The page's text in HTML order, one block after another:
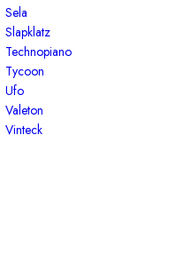
Sela
Slapklatz
Technopiano
Tycoon
Ufo
Valeton
Vinteck